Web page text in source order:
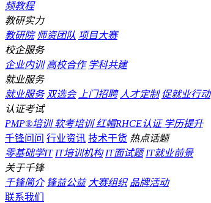
频教程
教研实力
教研院 师资团队 项目大赛
校企服务
企业内训 高校合作 学科共建
就业服务
就业服务 双选会 上门招聘 人才定制 促就业行动
认证考试
PMP®培训软考培训红帽RHCE认证学历提升
千锋问问 行业资讯 技术干货 热点话题
零基础学IT IT培训机构 IT面试题 IT就业前景
关于千锋
千锋简介 锋益公益 大赛组织 品牌活动
联系我们